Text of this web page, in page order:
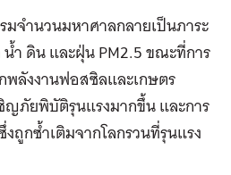
จำนวนมหาศาลกลายเป็นภาระ
ำ ดิน และฝุ่น PM2.5 ขณะที่การ
พลังงานฟอสซิลและเกษตร
ญภัยพิบัติรุนแรงมากขึ้น และการ
ถูกซ้ำเติมจากโลกรวนที่รุนแรง